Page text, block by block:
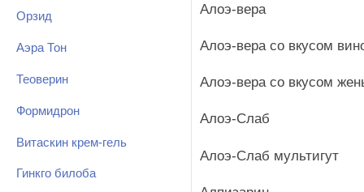
Орзид
Аэра Тон
Теоверин
Формидрон
Витаскин крем-гель
Гинкго билоба
Алоэ-вера
Алоэ-вера со вкусом
Алоэ-вера со вкусом
Алоэ-Слаб
Алоэ-Слаб мультигут